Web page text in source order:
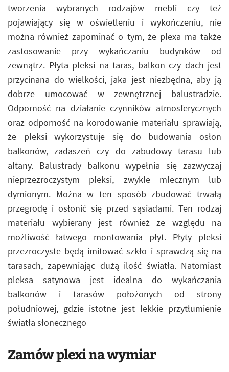
tworzenia wybranych rodzajów mebli czy też
pojawiający się w oświetleniu i wykończeniu, nie
można również zapominać o tym, że plexa ma także
zastosowanie przy wykańczaniu budynków od
zewnątrz. Płyta pleksi na taras, balkon czy dach jest
przycinana do wielkości, jaka jest niezbędna, aby ją
dobrze umocować w zewnętrznej balustradzie.
Odporność na działanie czynników atmosferycznych
oraz odporność na korodowanie materiału sprawiają,
że pleksi wykorzystuje się do budowania osłon
balkonów, zadaszeń czy do zabudowy tarasu lub
altany. Balustrady balkonu wypełnia się zazwyczaj
nieprzezroczystym pleksi, zwykle mlecznym lub
dymionym. Można w ten sposób zbudować trwałą
przegrodę i osłonić się przed sąsiadami. Ten rodzaj
materiału wybierany jest również ze względu na
możliwość łatwego montowania płyt. Płyty pleksi
przezroczyste będą imitować szkło i sprawdzą się na
tarasach, zapewniając dużą ilość światła. Natomiast
pleksa satynowa jest idealna do wykańczania
balkonów i tarasów położonych od strony
południowej, gdzie istotne jest lekkie przytłumienie
światła słonecznego
Zamów plexi na wymiar